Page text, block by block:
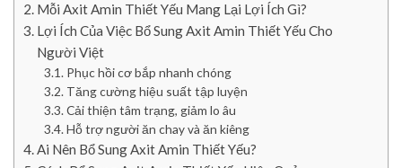
Mỗi Axit Amin Thiết Yếu Mang Lại Lợi Ích Gì?
Lợi Ích Của Việc Bổ Sung Axit Amin Thiết Yếu Cho
Người Việt
Phục hồi cơ bắp nhanh chóng
Tăng cường hiệu suất tập luyện
Cải thiện tâm trạng, giảm lo âu
Hỗ trợ người ăn chay và ăn kiêng
Ai Nên Bổ Sung Axit Amin Thiết Yếu?